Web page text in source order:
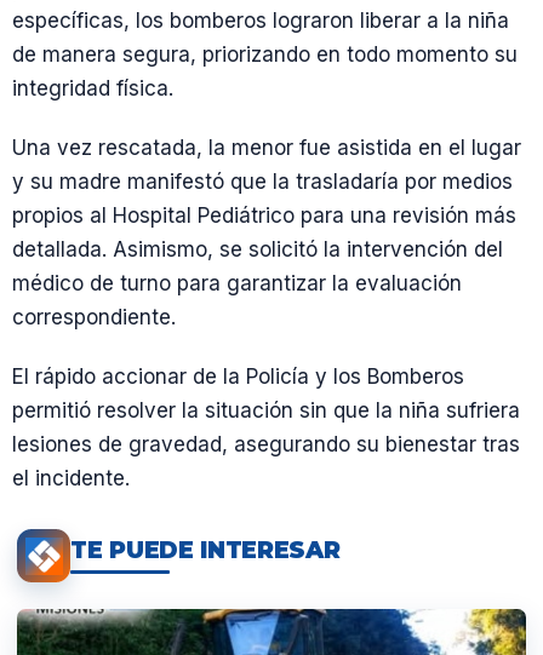
específicas, los bomberos lograron liberar a la niña
de manera segura, priorizando en todo momento su
integridad física.
Una vez rescatada, la menor fue asistida en el lugar
y su madre manifestó que la trasladaría por medios
propios al Hospital Pediátrico para una revisión más
detallada. Asimismo, se solicitó la intervención del
médico de turno para garantizar la evaluación
correspondiente.
El rápido accionar de la Policía y los Bomberos
permitió resolver la situación sin que la niña sufriera
lesiones de gravedad, asegurando su bienestar tras
el incidente.
TE PUEDE INTERESAR